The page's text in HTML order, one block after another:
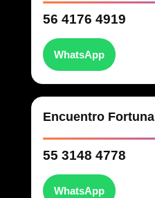
56 4176 4919
WhatsApp
Encuentro Fortuna
55 3148 4778
WhatsApp